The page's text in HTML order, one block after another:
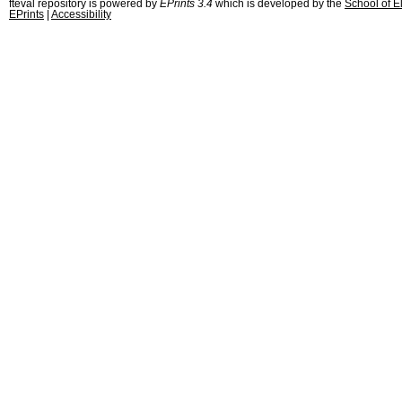
fteval repository is powered by EPrints 3.4 which is developed by the School of
EPrints
Accessibility